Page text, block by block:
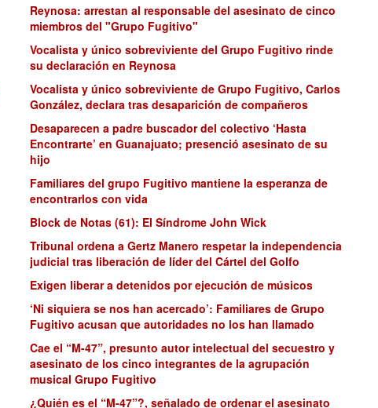
Reynosa: arrestan al responsable del asesinato de cinco
miembros del "Grupo Fugitivo"
Vocalista y único sobreviviente del Grupo Fugitivo rinde
su declaración en Reynosa
Vocalista y único sobreviviente de Grupo Fugitivo, Carlos
González, declara tras desaparición de compañeros
Desaparecen a padre buscador del colectivo ‘Hasta
Encontrarte’ en Guanajuato; presenció asesinato de su
hijo
Familiares del grupo Fugitivo mantiene la esperanza de
encontrarlos con vida
Block de Notas (61): El Síndrome John Wick
Tribunal ordena a Gertz Manero respetar la independencia
judicial tras liberación de líder del Cártel del Golfo
Exigen liberar a detenidos por ejecución de músicos
‘Ni siquiera se nos han acercado’: Familiares de Grupo
Fugitivo acusan que autoridades no los han llamado
Cae el “M-47”, presunto autor intelectual del secuestro y
asesinato de los cinco integrantes de la agrupación
musical Grupo Fugitivo
¿Quién es el “M-47”?, señalado de ordenar el asesinato